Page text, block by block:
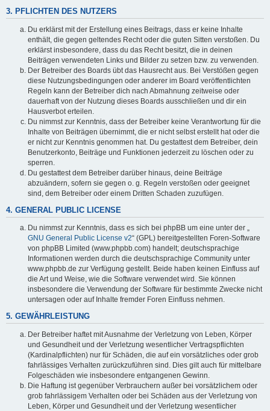
3. PFLICHTEN DES NUTZERS
Du erklärst mit der Erstellung eines Beitrags, dass er keine Inhalte
enthält, die gegen geltendes Recht oder die guten Sitten verstoßen. Du
erklärst insbesondere, dass du das Recht besitzt, die in deinen
Beiträgen verwendeten Links und Bilder zu setzen bzw. zu verwenden.
Der Betreiber des Boards übt das Hausrecht aus. Bei Verstößen gegen
diese Nutzungsbedingungen oder anderer im Board veröffentlichten
Regeln kann der Betreiber dich nach Abmahnung zeitweise oder
dauerhaft von der Nutzung dieses Boards ausschließen und dir ein
Hausverbot erteilen.
Du nimmst zur Kenntnis, dass der Betreiber keine Verantwortung für die
Inhalte von Beiträgen übernimmt, die er nicht selbst erstellt hat oder die
er nicht zur Kenntnis genommen hat. Du gestattest dem Betreiber, dein
Benutzerkonto, Beiträge und Funktionen jederzeit zu löschen oder zu
sperren.
Du gestattest dem Betreiber darüber hinaus, deine Beiträge
abzuändern, sofern sie gegen o. g. Regeln verstoßen oder geeignet
sind, dem Betreiber oder einem Dritten Schaden zuzufügen.
4. GENERAL PUBLIC LICENSE
Du nimmst zur Kenntnis, dass es sich bei phpBB um eine unter der „
GNU General Public License v2“ (GPL) bereitgestellten Foren-Software
von phpBB Limited (www.phpbb.com) handelt; deutschsprachige
Informationen werden durch die deutschsprachige Community unter
www.phpbb.de zur Verfügung gestellt. Beide haben keinen Einfluss auf
die Art und Weise, wie die Software verwendet wird. Sie können
insbesondere die Verwendung der Software für bestimmte Zwecke nicht
untersagen oder auf Inhalte fremder Foren Einfluss nehmen.
5. GEWÄHRLEISTUNG
Der Betreiber haftet mit Ausnahme der Verletzung von Leben, Körper
und Gesundheit und der Verletzung wesentlicher Vertragspflichten
(Kardinalpflichten) nur für Schäden, die auf ein vorsätzliches oder grob
fahrlässiges Verhalten zurückzuführen sind. Dies gilt auch für mittelbare
Folgeschäden wie insbesondere entgangenen Gewinn.
Die Haftung ist gegenüber Verbrauchern außer bei vorsätzlichem oder
grob fahrlässigem Verhalten oder bei Schäden aus der Verletzung von
Leben, Körper und Gesundheit und der Verletzung wesentlicher